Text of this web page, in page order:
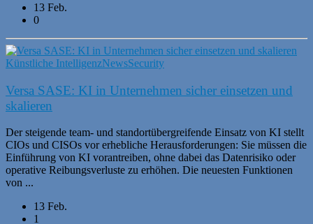
13 Feb.
0
Künstliche IntelligenzNewsSecurity
Versa SASE: KI in Unternehmen sicher einsetzen und
skalieren
Der steigende team- und standortübergreifende Einsatz von KI stellt
CIOs und CISOs vor erhebliche Herausforderungen: Sie müssen die
Einführung von KI vorantreiben, ohne dabei das Datenrisiko oder
operative Reibungsverluste zu erhöhen. Die neuesten Funktionen
von ...
13 Feb.
1